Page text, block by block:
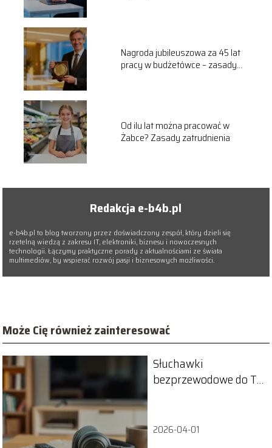
Nagroda jubileuszowa za 45 lat
pracy w budżetówce – zasady
Od ilu lat można pracować w
Żabce? Zasady zatrudnienia
Redakcja e-b4b.pl
e-b4b.pl to blog tworzony przez doświadczony zespół, który dzieli się
rzetelną wiedzą z zakresu IT, elektroniki, biznesu i nowoczesnych
technologii. Łączymy praktyczne porady z aktualnościami ze świata
multimediów, by wspierać rozwój pasji i biznesowych możliwości.
Może Cię również zainteresować
Słuchawki
bezprzewodowe do TV
2026-04-01